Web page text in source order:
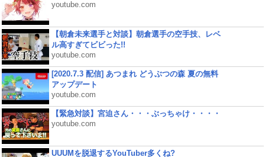
youtube.com
【朝倉未来選手と対談】朝倉選手の空手技、レベ
ル高すぎてビビった!!
youtube.com
[2020.7.3 配信] あつまれ どうぶつの森 夏の無料
アップデート
youtube.com
【緊急対談】宮迫さん・・・ぶっちゃけ・・・・
youtube.com
UUUMを脱退するYouTuber多くね?